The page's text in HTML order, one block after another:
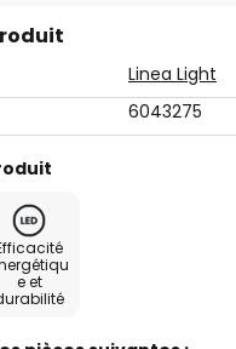
Linea Light
6043275
e et